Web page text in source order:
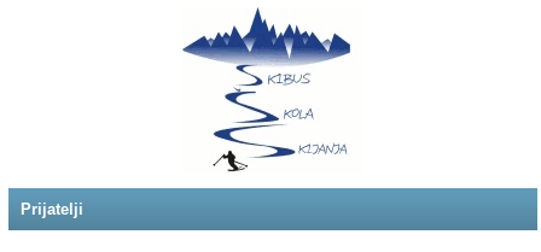
Prijatelji